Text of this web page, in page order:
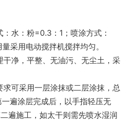
水：粉=0.3：1；喷涂方式：
采用电动搅拌机搅拌均匀。
净，平整、无油污、无尘土，采
可采用一层涂抹或二层涂抹，总
遍涂层完成后，以手指轻压无
遍施工，如太干则需先喷水湿润